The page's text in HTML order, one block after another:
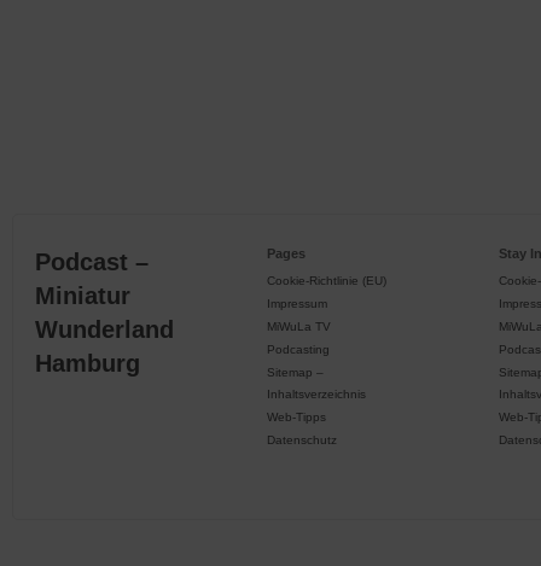
Podcast –
Miniatur
Wunderland
Hamburg
Pages
Cookie-Richtlinie (EU)
Impressum
MiWuLa TV
Podcasting
Sitemap –
Inhaltsverzeichnis
Web-Tipps
Datenschutz
Stay
Web-